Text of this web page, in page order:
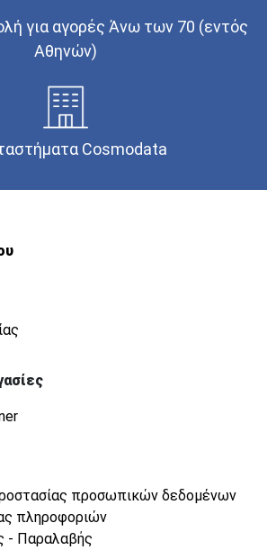
για αγορές Άνω των 70 (εντός
Αθηνών)
Cosmodata
προσωπικών δεδομένων
πληροφοριών
- Παραλαβής